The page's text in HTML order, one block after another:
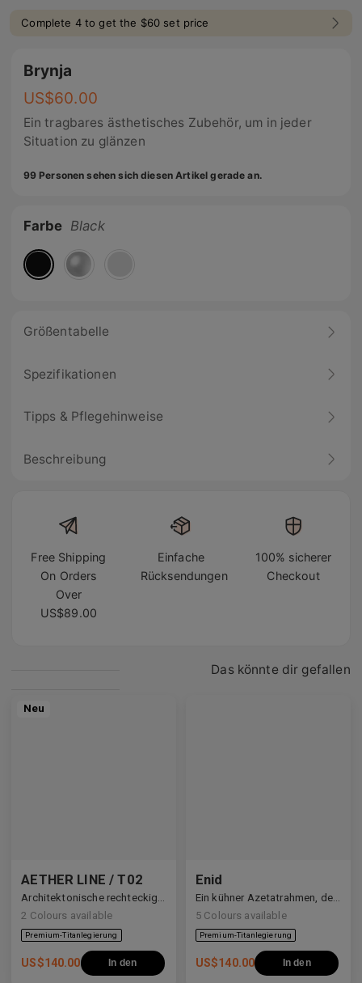
Complete 4 to get the $60 set price
Brynja
US$60.00
Ein tragbares ästhetisches Zubehör, um in jeder
Situation zu glänzen
99 Personen sehen sich diesen Artikel gerade an.
Farbe Black
Größentabelle
Spezifikationen
Tipps & Pflegehinweise
Beschreibung
Free Shipping
On Orders
Over
US$89.00
Einfache
Rücksendungen
100% sicherer
Checkout
Das könnte dir gefallen
Neu
AETHER LINE / T02
2 Colours available
US$140.00 In den
Enid
Ein kühner Azetatrahmen, der den Blick definiert.
5 Colours available
US$140.00 In den